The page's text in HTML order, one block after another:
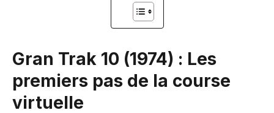
Gran Trak 10 (1974) : Les
premiers pas de la course
virtuelle